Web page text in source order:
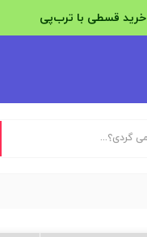
خرید قسطی با ترب‌پی